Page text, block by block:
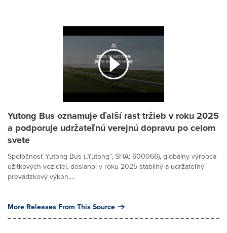
Yutong Bus oznamuje ďalší rast tržieb v roku 2025
a podporuje udržateľnú verejnú dopravu po celom
svete
Spoločnosť Yutong Bus („Yutong", SHA: 600066), globálny výrobca
úžitkových vozidiel, dosiahol v roku 2025 stabilný a udržateľný
prevádzkový výkon,...
More Releases From This Source